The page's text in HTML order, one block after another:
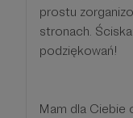
prostu
stronach.
podziękowań!
Mam dla Ciebie